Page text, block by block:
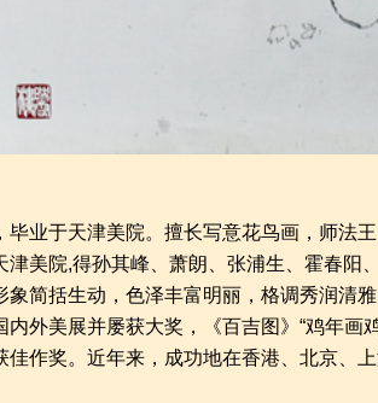
毕业于天津美院。擅长写意花鸟画，师法
美院,得孙其峰、萧朗、张浦生、霍春阳
简括生动，色泽丰富明丽，格调秀润清
外美展并屡获大奖，《百吉图》“鸡年画
作奖。近年来，成功地在香港、北京、